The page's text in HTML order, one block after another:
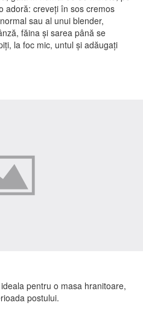
adoră: creveți în sos cremos
sau al unui blender,
făina și sarea până se
la foc mic, untul și adăugați
pentru o masa hranitoare,
postului.